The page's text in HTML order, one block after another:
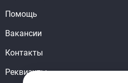
Помощь
Вакансии
Контакты
Реквизиты